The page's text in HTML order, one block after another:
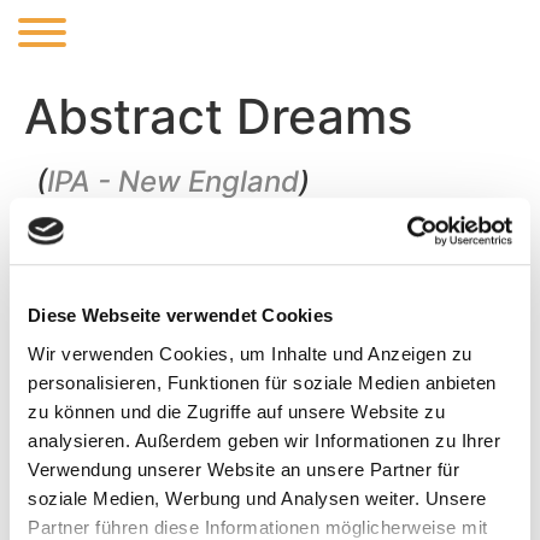
Diese Webseite verwendet Cookies
Wir verwenden Cookies, um Inhalte und Anzeigen zu
personalisieren, Funktionen für soziale Medien anbieten
zu können und die Zugriffe auf unsere Website zu
analysieren. Außerdem geben wir Informationen zu Ihrer
Verwendung unserer Website an unsere Partner für
soziale Medien, Werbung und Analysen weiter. Unsere
Partner führen diese Informationen möglicherweise mit
Abstract Dreams
(IPA - New England)
A NEIPA flavour and body, balanced with a sessionable
ABV. Hopped with Citra, and Ekuanot to give a big
through those weekend zoom quizzes
ABV: 4% IBU: